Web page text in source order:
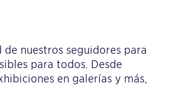
nuestros seguidores para
para todos. Desde
en galerías y más,